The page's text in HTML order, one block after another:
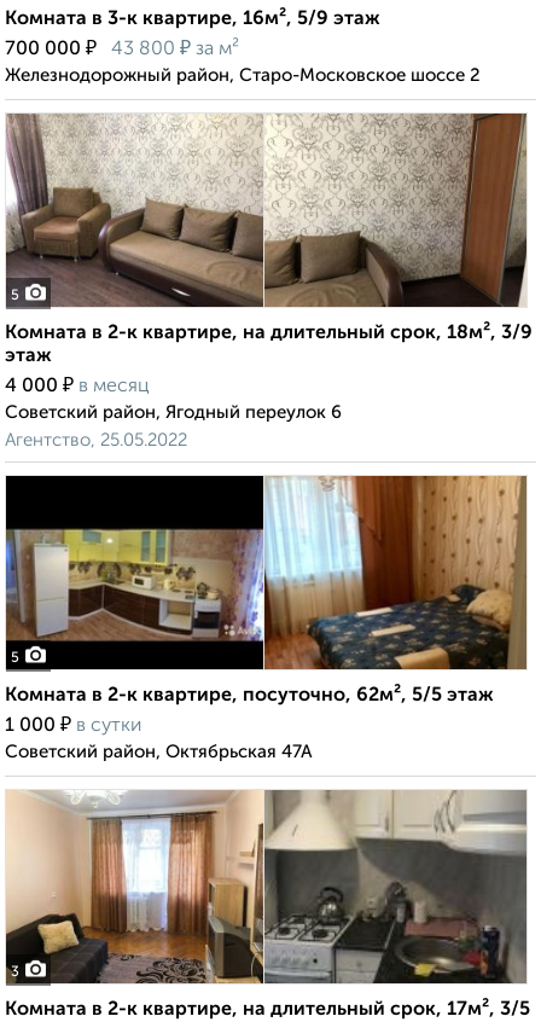
Комната в 3-к квартире, 16м², 5/9 этаж
700 000 ₽ 43 800 ₽ за м²
Железнодорожный район, Старо-Московское шоссе 2
5
Комната в 2-к квартире, на длительный срок, 18м², 3/9
этаж
4 000 ₽ в месяц
Советский район, Ягодный переулок 6
Агентство, 25.05.2022
5
Комната в 2-к квартире, посуточно, 62м², 5/5 этаж
1 000 ₽ в сутки
Советский район, Октябрьская 47А
3
Комната в 2-к квартире, на длительный срок, 17м², 3/5